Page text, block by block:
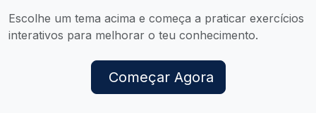
Escolhe um tema acima e começa a praticar exercícios
interativos para melhorar o teu conhecimento.
Começar Agora